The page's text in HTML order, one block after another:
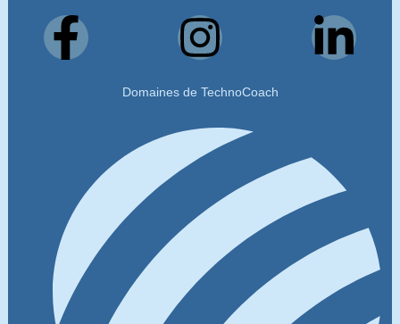
Domaines de TechnoCoach